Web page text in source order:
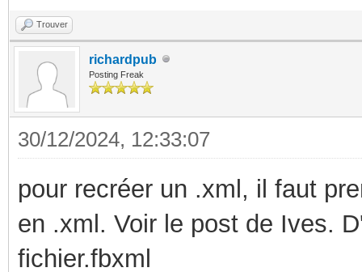
Trouver
richardpub
Posting Freak
30/12/2024, 12:33:07
pour recréer un .xml, il faut
en .xml. Voir le post de Ives.
fichier.fbxml